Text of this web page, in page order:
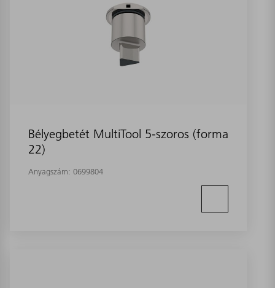
Bélyegbetét MultiTool 5-szoros (forma
22)
Anyagszám: 0699804